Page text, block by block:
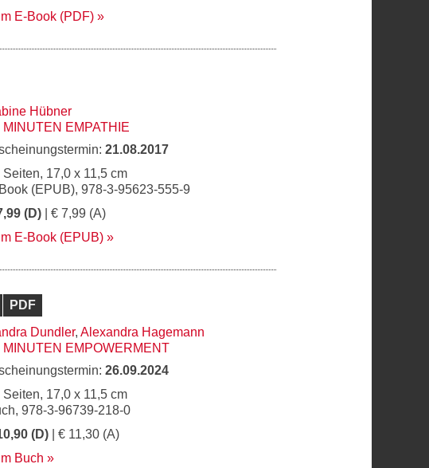
E-Book (PDF)
Hübner
MINUTEN EMPATHIE
21.08.2017
Seiten, 17,0 x 11,5 cm
(EPUB), 978-3-95623-555-9
(D) | € 7,99 (A)
E-Book (EPUB)
PDF
Dundler, Alexandra Hagemann
MINUTEN EMPOWERMENT
26.09.2024
Seiten, 17,0 x 11,5 cm
978-3-96739-218-0
(D) | € 11,30 (A)
Buch